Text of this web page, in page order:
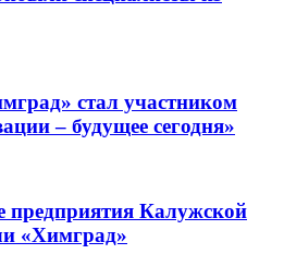
стал участником
– будущее сегодня»
Калужской
«Химград»